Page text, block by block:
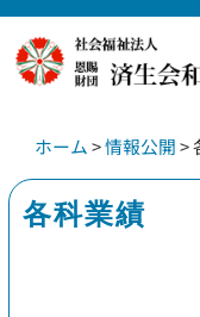
ホーム>情報公開>
各科業績